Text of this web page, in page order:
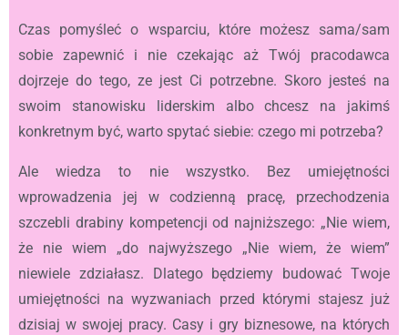
Czas pomyśleć o wsparciu, które możesz sama/sam
sobie zapewnić i nie czekając aż Twój pracodawca
dojrzeje do tego, ze jest Ci potrzebne. Skoro jesteś na
swoim stanowisku liderskim albo chcesz na jakimś
konkretnym być, warto spytać siebie: czego mi potrzeba?
Ale wiedza to nie wszystko. Bez umiejętności
wprowadzenia jej w codzienną pracę, przechodzenia
szczebli drabiny kompetencji od najniższego: „Nie wiem,
że nie wiem „do najwyższego „Nie wiem, że wiem”
niewiele zdziałasz. Dlatego będziemy budować Twoje
umiejętności na wyzwaniach przed którymi stajesz już
dzisiaj w swojej pracy. Casy i gry biznesowe, na których